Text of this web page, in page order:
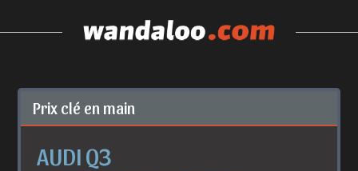
Prix clé en main
AUDI Q3